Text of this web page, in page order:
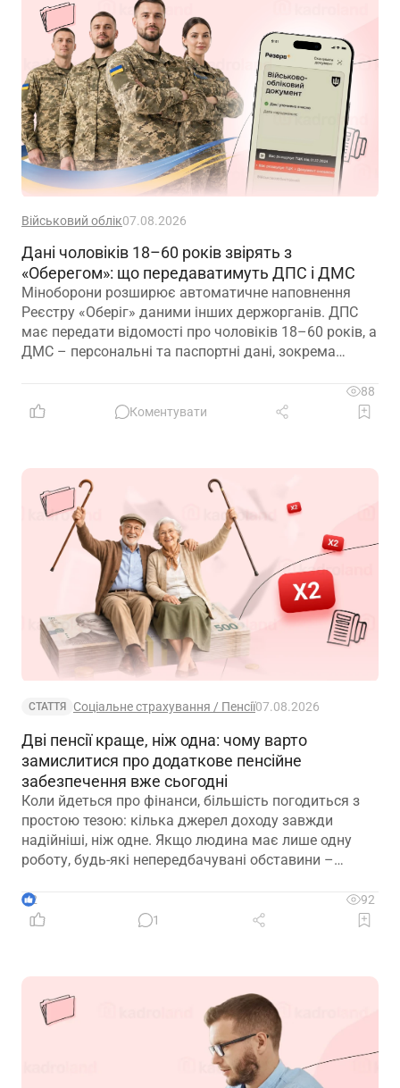
Військовий облік07.08.2026
Дані чоловіків 18–60 років звірять з
«Оберегом»: що передаватимуть ДПС і ДМС
Міноборони розширює автоматичне наповнення
Реєстру «Оберіг» даними інших держорганів. ДПС
має передати відомості про чоловіків 18–60 років, а
ДМС – персональні та паспортні дані, зокрема
88
Коментувати
СТАТТЯ Соціальне страхування / Пенсії07.08.2026
Дві пенсії краще, ніж одна: чому варто
замислитися про додаткове пенсійне
забезпечення вже сьогодні
Коли йдеться про фінанси, більшість погодиться з
простою тезою: кілька джерел доходу завжди
надійніші, ніж одне. Якщо людина має лише одну
роботу, будь-які непередбачувані обставини –
окремій галузі – можуть миттєво позбавити її
доходу. Саме тому диверсифікація давно
застосовують до пенсійного забезпечення
2
92
1